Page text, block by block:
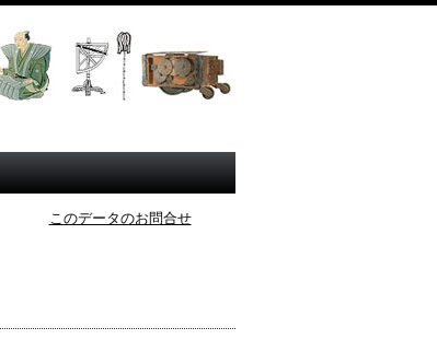
このデータのお問合せ